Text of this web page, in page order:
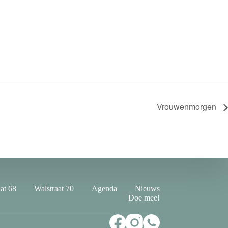
Vrouwenmorgen
68 Walstraat 70 Agenda
Nieuws
Doe mee!